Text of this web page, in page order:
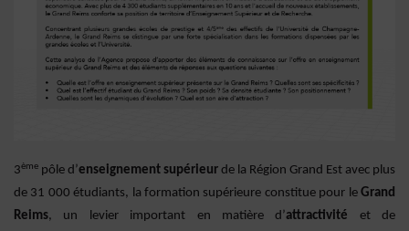
3ème pôle d’enseignement supérieur de la Région Grand Est avec plus
de 31 000 étudiants, la formation supérieure constitue pour le Grand
Reims, un levier important en matière d’attractivité et de